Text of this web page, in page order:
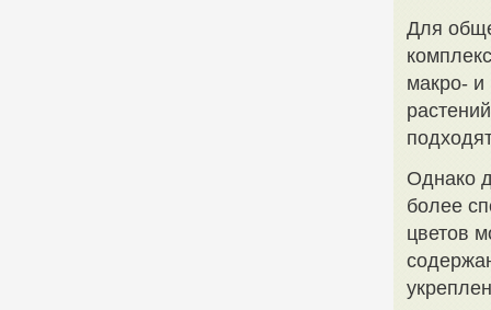
Для
макро- и
Однако
более
цветов